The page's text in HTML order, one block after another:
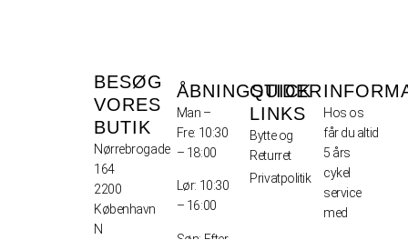
BESØG
VORES
BUTIK
Nørrebrogade
164
2200
København
N
ÅBNINGSTIDER
Man –
Fre: 10:30
– 18:00
Lør: 10:30
– 16:00
Søn: Efter
QUICK
LINKS
Bytte og
Returret
Privatpolitik
Hos os
får du altid
5 års
cykel
service
med